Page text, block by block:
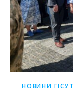
НОВИНИ ГІСУТ